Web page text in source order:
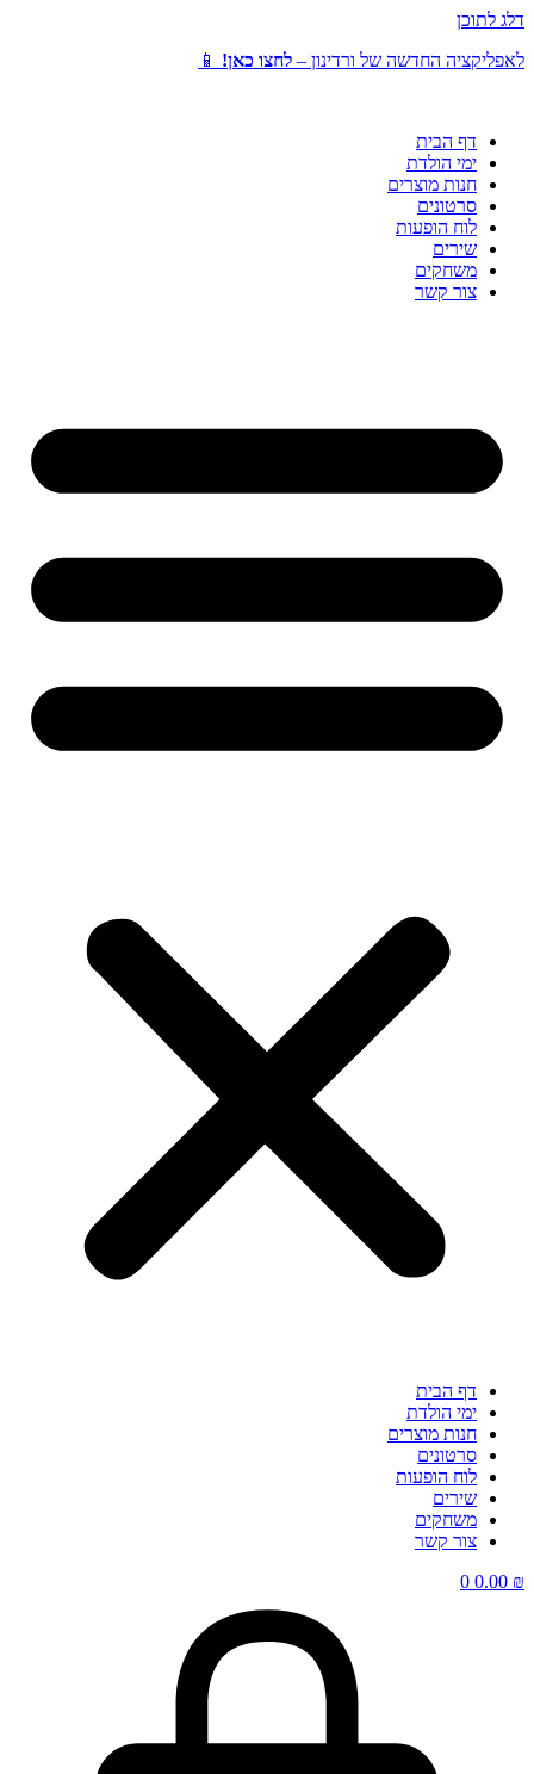
דלג לתוכן
לאפליקציה החדשה של ורדינון – לחצו כאן! 📱
דף הבית
ימי הולדת
חנות מוצרים
סרטונים
לוח הופעות
שירים
משחקים
צור קשר
דף הבית
ימי הולדת
חנות מוצרים
סרטונים
לוח הופעות
שירים
משחקים
צור קשר
0.00 ₪
0